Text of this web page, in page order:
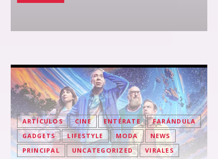
ARTÍCULOS CINE ENTÉRATE
FARÁNDULA
GADGETS
LIFESTYLE MODA
NEWS
PRINCIPAL
UNCATEGORIZED VIRALES